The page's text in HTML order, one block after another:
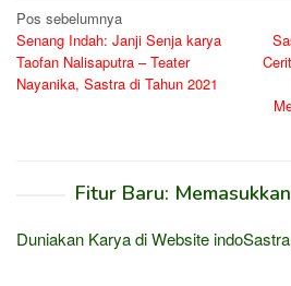
Navigasi
pos
Pos sebelumnya
Senang Indah: Janji Senja karya
Taofan Nalisaputra – Teater
Nayanika, Sastra di Tahun 2021
Fitur Baru:
Duniakan Karya di Website